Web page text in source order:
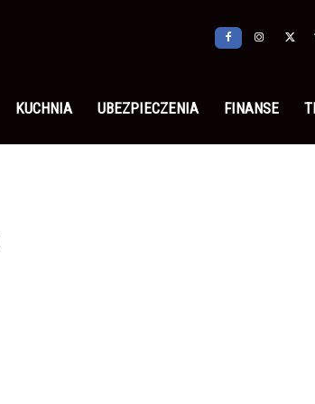
KUCHNIA UBEZPIECZENIA FINANSE